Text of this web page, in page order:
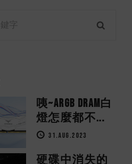
咦~ARGB DRAM白
燈怎麼都不...
31.AUG.2023
硬碟中消失的